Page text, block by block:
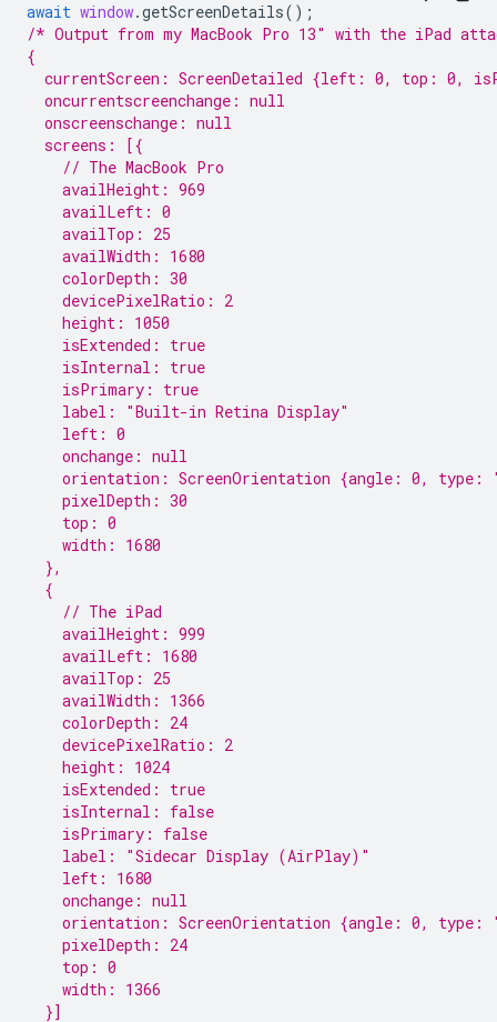
await window.getScreenDetails();
/* Output from my MacBook Pro 13″ with the iPad
{
currentScreen: ScreenDetailed {left: 0, top: 0,
  oncurrentscreenchange: null
  onscreenschange: null
  screens: [{
    // The MacBook Pro
    availHeight: 969
    availLeft: 0
    availTop: 25
    availWidth: 1680
    colorDepth: 30
    devicePixelRatio: 2
    height: 1050
    isExtended: true
    isInternal: true
    isPrimary: true
    label: "Built-in Retina Display"
    left: 0
    onchange: null
orientation: ScreenOrientation {angle: 0, type:
    pixelDepth: 30
    top: 0
    width: 1680
  },
  {
    // The iPad
    availHeight: 999
    availLeft: 1680
    availTop: 25
    availWidth: 1366
    colorDepth: 24
    devicePixelRatio: 2
    height: 1024
    isExtended: true
    isInternal: false
    isPrimary: false
    label: "Sidecar Display (AirPlay)"
    left: 1680
    onchange: null
orientation: ScreenOrientation {angle: 0, type:
    pixelDepth: 24
    top: 0
    width: 1366
  }]